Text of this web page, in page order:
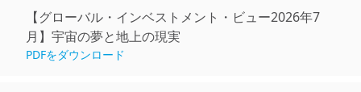
【グローバル・インベストメント・ビュー2026年7
月】宇宙の夢と地上の現実
PDFをダウンロード